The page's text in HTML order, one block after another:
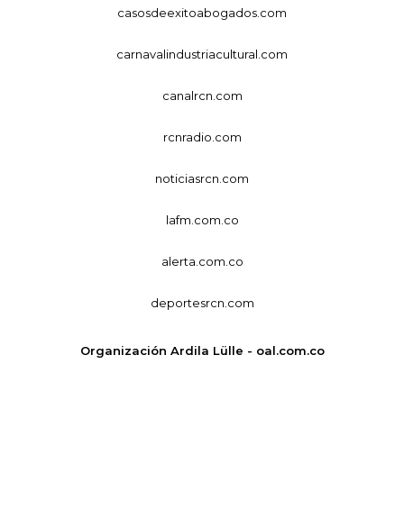
casosdeexitoabogados.com
carnavalindustriacultural.com
canalrcn.com
rcnradio.com
noticiasrcn.com
lafm.com.co
alerta.com.co
deportesrcn.com
Organización Ardila Lülle - oal.com.co